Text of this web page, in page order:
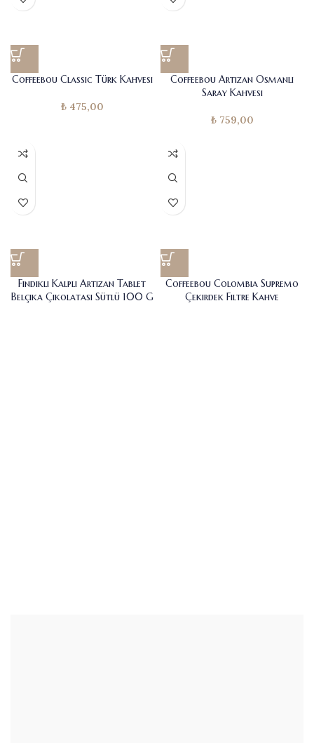
Coffeebou Classic Türk Kahvesi
₺475,00
Coffeebou Artizan Osmanlı
Saray Kahvesi
₺759,00
Fındıklı Kalpli Artizan Tablet
Belçika Çikolatası Sütlü 100 G
Coffeebou Colombia Supremo
Çekirdek Filtre Kahve